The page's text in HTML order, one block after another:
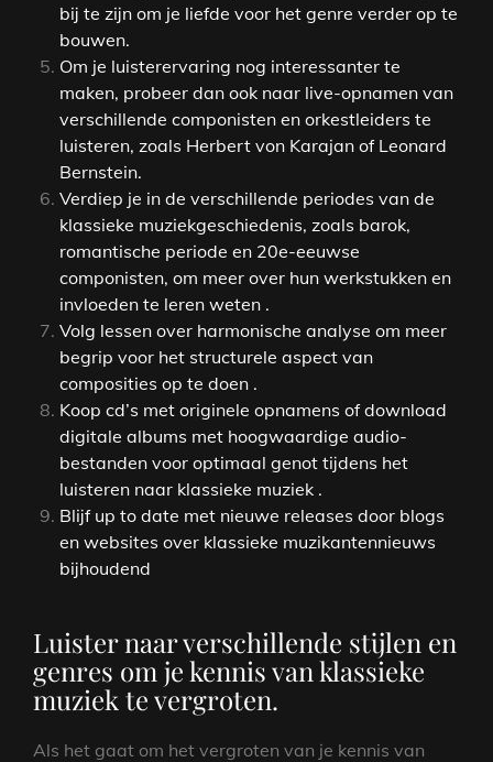
bij te zijn om je liefde voor het genre verder op te
bouwen.
Om je luisterervaring nog interessanter te
maken, probeer dan ook naar live-opnamen van
verschillende componisten en orkestleiders te
luisteren, zoals Herbert von Karajan of Leonard
Bernstein.
Verdiep je in de verschillende periodes van de
klassieke muziekgeschiedenis, zoals barok,
romantische periode en 20e-eeuwse
componisten, om meer over hun werkstukken en
invloeden te leren weten .
Volg lessen over harmonische analyse om meer
begrip voor het structurele aspect van
composities op te doen .
Koop cd’s met originele opnamens of download
digitale albums met hoogwaardige audio-
bestanden voor optimaal genot tijdens het
luisteren naar klassieke muziek .
Blijf up to date met nieuwe releases door blogs
en websites over klassieke muzikantennieuws
bijhoudend
Luister naar verschillende stijlen en
genres om je kennis van klassieke
muziek te vergroten.
Als het gaat om het vergroten van je kennis van